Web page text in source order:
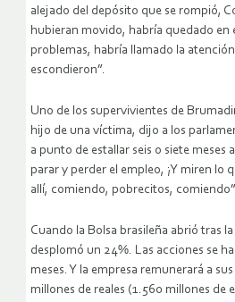
alejado del depósito que se rompió,
hubieran movido, habría quedado en
problemas, habría llamado la
escondieron”.
Uno de los supervivientes de
hijo de una víctima, dijo a los
a punto de estallar seis o siete meses
parar y perder el empleo, ¡Y miren lo
allí, comiendo, pobrecitos,
Cuando la Bolsa brasileña abrió tras
desplomó un 24%. Las acciones se
meses. Y la empresa remunerará a
millones de reales (1.560 millones de